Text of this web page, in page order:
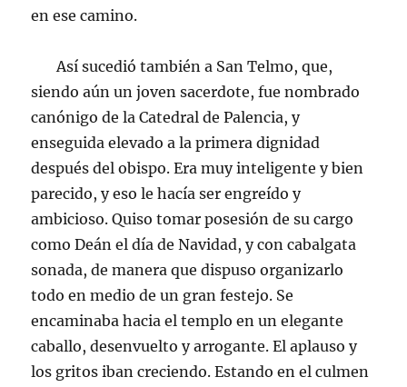
en ese camino.
Así sucedió también a San Telmo, que,
siendo aún un joven sacerdote, fue nombrado
canónigo de la Catedral de Palencia, y
enseguida elevado a la primera dignidad
después del obispo. Era muy inteligente y bien
parecido, y eso le hacía ser engreído y
ambicioso. Quiso tomar posesión de su cargo
como Deán el día de Navidad, y con cabalgata
sonada, de manera que dispuso organizarlo
todo en medio de un gran festejo. Se
encaminaba hacia el templo en un elegante
caballo, desenvuelto y arrogante. El aplauso y
los gritos iban creciendo. Estando en el culmen